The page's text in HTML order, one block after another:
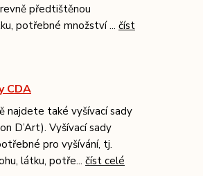
předtištěnou
potřebné množství ... číst
CDA
najdete také vyšívací sady
D’Art). Vyšívací sady
pro vyšívání, tj.
látku, potře... číst celé